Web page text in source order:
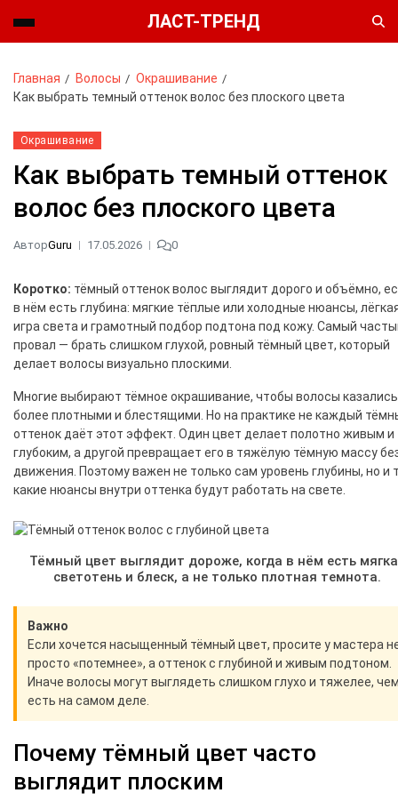
ЛАСТ-ТРЕНД
Главная Волосы
Окрашивание
Как выбрать темный оттенок волос без плоского цвета
Окрашивание
Как выбрать темный оттенок
волос без плоского цвета
АвторGuru 17.05.2026 0
Коротко: тёмный оттенок волос выглядит дорого и объёмно,
в нём есть глубина: мягкие тёплые или холодные нюансы,
игра света и грамотный подбор подтона под кожу. Самый
провал — брать слишком глухой, ровный тёмный цвет, который
делает волосы визуально плоскими.
Многие выбирают тёмное окрашивание, чтобы волосы казались
более плотными и блестящими. Но на практике не каждый
оттенок даёт этот эффект. Один цвет делает полотно живым и
глубоким, а другой превращает его в тяжёлую тёмную массу
движения. Поэтому важен не только сам уровень глубины, но и
какие нюансы внутри оттенка будут работать на свете.
Тёмный цвет выглядит дороже, когда в нём есть
светотень и блеск, а не только плотная темнота.
Важно
Если хочется насыщенный тёмный цвет, просите у мастера
просто «потемнее», а оттенок с глубиной и живым подтоном.
Иначе волосы могут выглядеть слишком глухо и тяжелее,
есть на самом деле.
Почему тёмный цвет часто
выглядит плоским